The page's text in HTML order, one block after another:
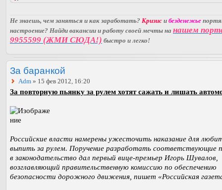
Не знаешь, чем заняться и как заработать? Кризис и безденежье
настроение? Найди вакансии и работу своей мечты на нашем
9955599 (ЖМИ СЮДА!) быстро и легко!
За баранкой
Adm » 15 фев 2012, 16:20
За повторную пьянку за рулем хотят сажать и лишать
Российские власти намерены ужесточить наказание для
выпить за рулем. Поручение разработать соответствующие
в законодательство дал первый вице-премьер Игорь Шувалов,
возглавляющий правительственную комиссию по обеспечению
безопасности дорожного движения, пишет «Российская